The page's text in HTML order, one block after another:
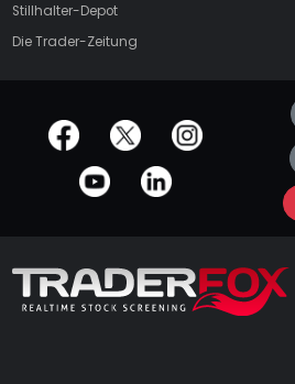
Stillhalter-Depot
Die Trader-Zeitung
offizielle Social Media-Accounts